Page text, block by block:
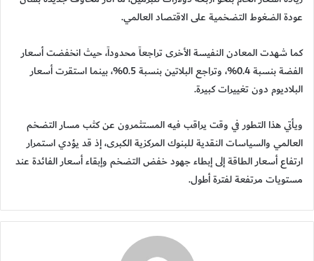
عودة الضغوط التضخمية على الاقتصاد العالمي.
كما شهدت المعادن النفيسة الأخرى تراجعاً محدوداً، حيث انخفضت أسعار
الفضة بنسبة 0.4%، وتراجع البلاتين بنسبة 0.5%، بينما استقرت أسعار
البلاديوم دون تغييرات كبيرة.
ويأتي هذا التطور في وقت يراقب فيه المستثمرون عن كثب مسار التضخم
العالمي والسياسات النقدية للبنوك المركزية الكبرى، إذ قد يؤدي استمرار
ارتفاع أسعار الطاقة إلى إبطاء جهود خفض التضخم وإبقاء أسعار الفائدة عند
مستويات مرتفعة لفترة أطول.